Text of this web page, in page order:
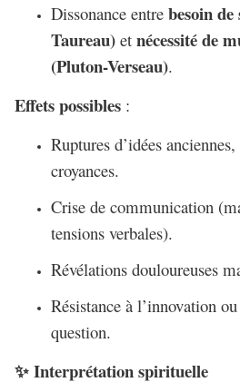
Dissonance entre besoin
Taureau) et nécessité de
(Pluton-Verseau).
Effets possibles :
Ruptures d’idées
croyances.
Crise de communication
tensions verbales).
Révélations douloureuses
Résistance à l’innovation
question.
✨ Interprétation spirituelle